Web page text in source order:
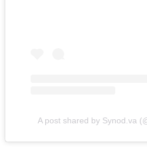
A post shared by Synod.va